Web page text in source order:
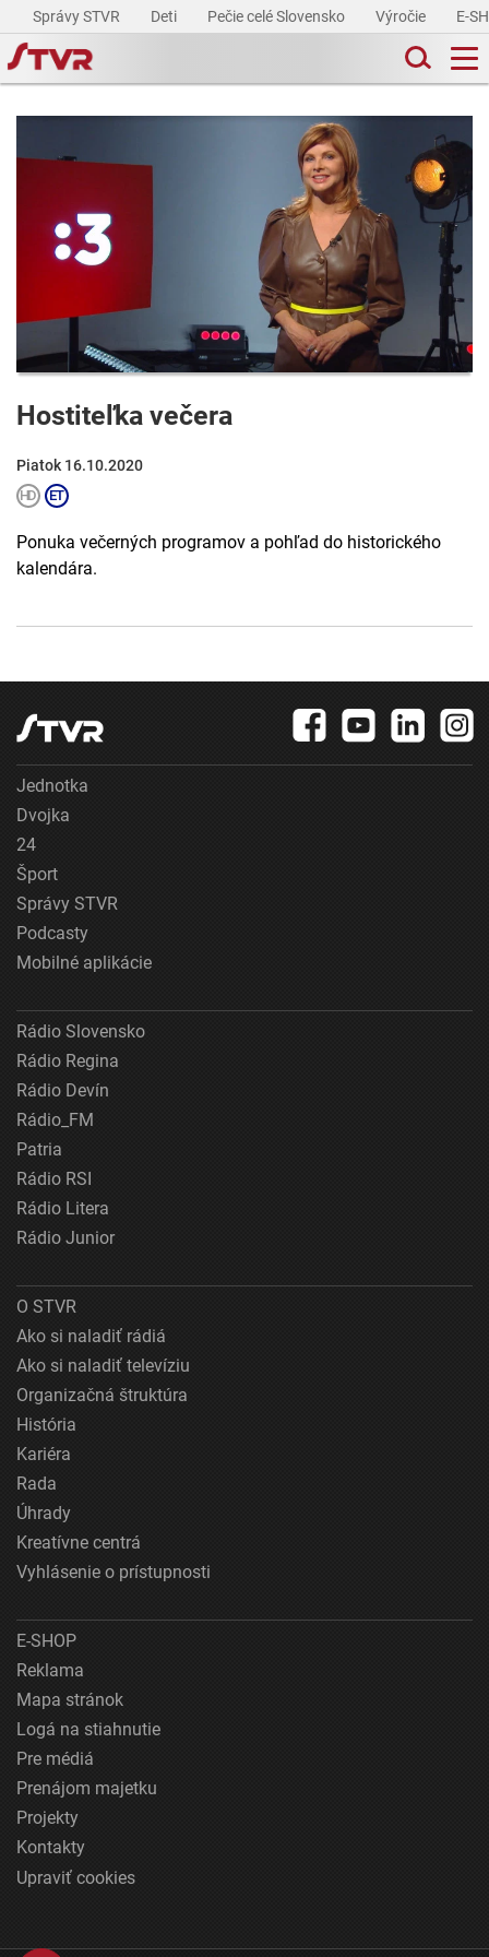
Správy STVR Deti Pečie celé Slovensko Výročie E-
Hostiteľka večera
Piatok 16.10.2020
Ponuka večerných programov a pohľad do historického
kalendára.
Jednotka
Dvojka
24
Šport
Správy STVR
Podcasty
Mobilné aplikácie
Rádio Slovensko
Rádio Regina
Rádio Devín
Rádio_FM
Patria
Rádio RSI
Rádio Litera
Rádio Junior
O STVR
Ako si naladiť rádiá
Ako si naladiť televíziu
Organizačná štruktúra
História
Kariéra
Rada
Úhrady
Kreatívne centrá
Vyhlásenie o prístupnosti
E-SHOP
Reklama
Mapa stránok
Logá na stiahnutie
Pre médiá
Prenájom majetku
Projekty
Kontakty
Upraviť cookies